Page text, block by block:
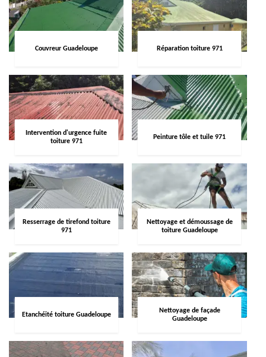
Couvreur Guadeloupe Réparation toiture 971
Intervention d'urgence fuite
toiture 971
Peinture tôle et tuile 971
Resserrage de tirefond toiture
971
Nettoyage et démoussage de
toiture Guadeloupe
Etanchéité toiture Guadeloupe
Nettoyage de façade
Guadeloupe